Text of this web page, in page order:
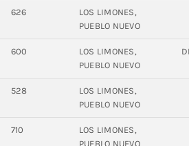
626
LOS LIMONES,
PUEBLO NUEVO
600
LOS LIMONES,
PUEBLO NUEVO
528
LOS LIMONES,
PUEBLO NUEVO
710
LOS LIMONES,
PUEBLO NUEVO